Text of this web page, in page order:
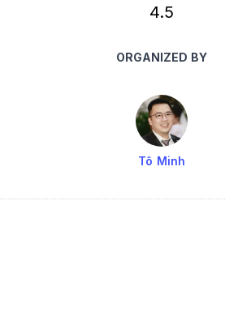
4.5
ORGANIZED BY
Tô Minh